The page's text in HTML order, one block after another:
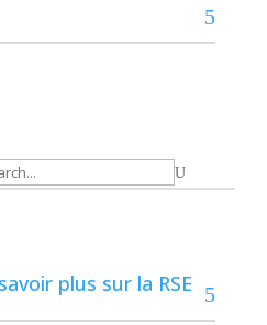
plus sur la RSE